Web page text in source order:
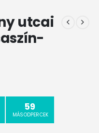
utcai
59
MÁSODPERCEK